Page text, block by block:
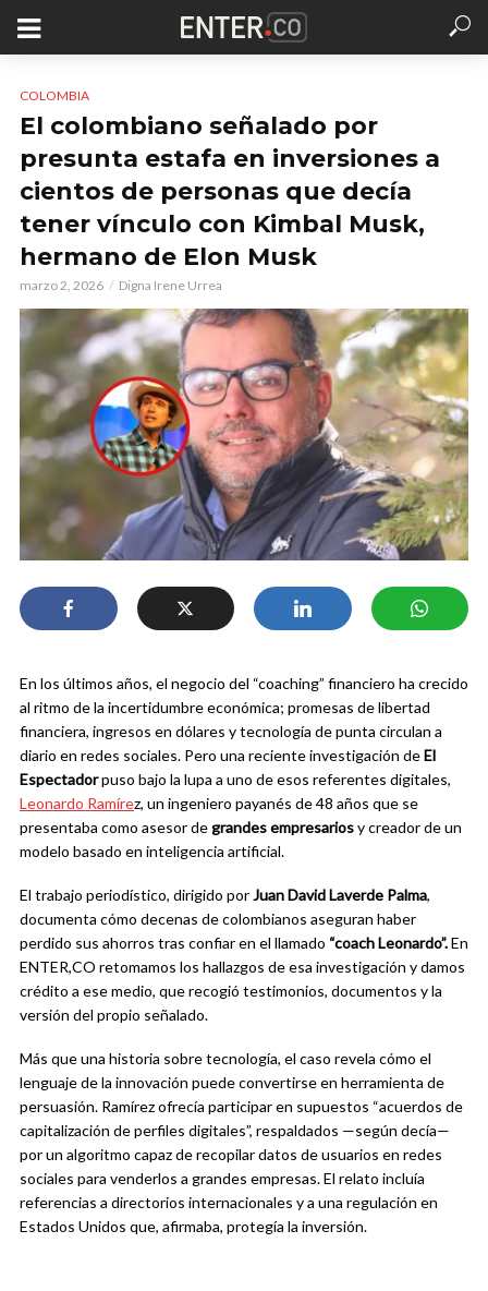
COLOMBIA
El colombiano señalado por
presunta estafa en inversiones a
cientos de personas que decía
tener vínculo con Kimbal Musk,
hermano de Elon Musk
marzo 2, 2026 Digna Irene Urrea
En los últimos años, el negocio del “coaching” financiero ha crecido
al ritmo de la incertidumbre económica; promesas de libertad
financiera, ingresos en dólares y tecnología de punta circulan a
diario en redes sociales. Pero una reciente investigación deEl
Espectadorpuso bajo la lupa a uno de esos referentes digitales,
Leonardo Ramírez, un ingeniero payanés de 48 años que se
presentaba como asesor degrandes empresariosy creador de un
modelo basado en inteligencia artificial.
El trabajo periodístico, dirigido porJuan David Laverde Palma,
documenta cómo decenas de colombianos aseguran haber
perdido sus ahorros tras confiar en el llamado “coach Leonardo”.En
ENTER,CO retomamos los hallazgos de esa investigación y damos
crédito a ese medio, que recogió testimonios, documentos y la
versión del propio señalado.
Más que una historia sobre tecnología, el caso revela cómo el
lenguaje de la innovación puede convertirse en herramienta de
persuasión. Ramírez ofrecía participar en supuestos “acuerdos de
capitalización de perfiles digitales”, respaldados —según decía—
por un algoritmo capaz de recopilar datos de usuarios en redes
sociales para venderlos a grandes empresas. El relato incluía
referencias a directorios internacionales y a una regulación en
Estados Unidos que, afirmaba, protegía la inversión.